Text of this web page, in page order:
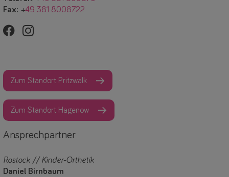
Fax: +49 381 8008722
Zum Standort Pritzwalk
Zum Standort Hagenow
Ansprechpartner
Rostock // Kinder-Orthetik
Daniel Birnbaum